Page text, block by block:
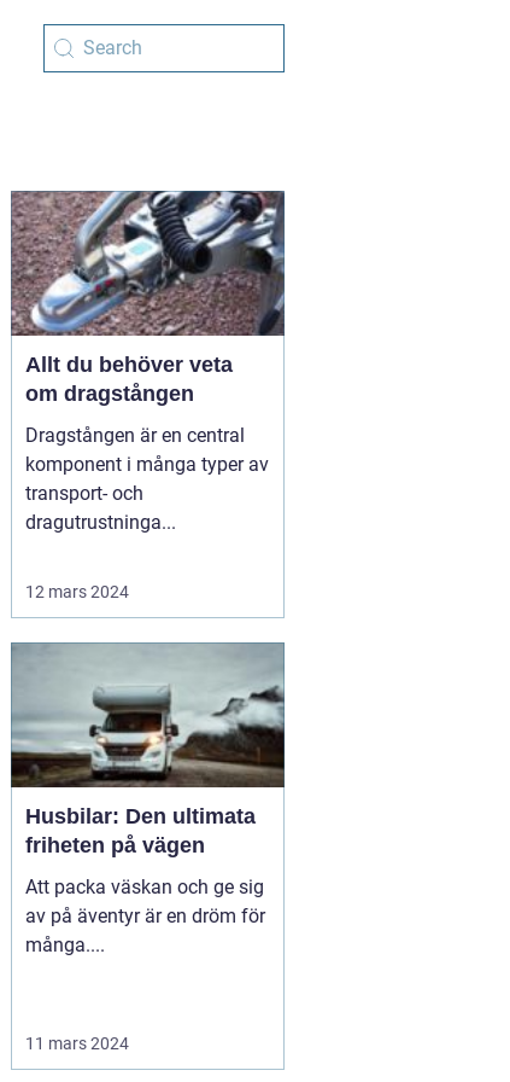
Allt du behöver veta
om dragstången
Dragstången är en central
komponent i många typer av
transport- och
dragutrustninga...
12 mars 2024
Husbilar: Den ultimata
friheten på vägen
Att packa väskan och ge sig
av på äventyr är en dröm för
många....
11 mars 2024